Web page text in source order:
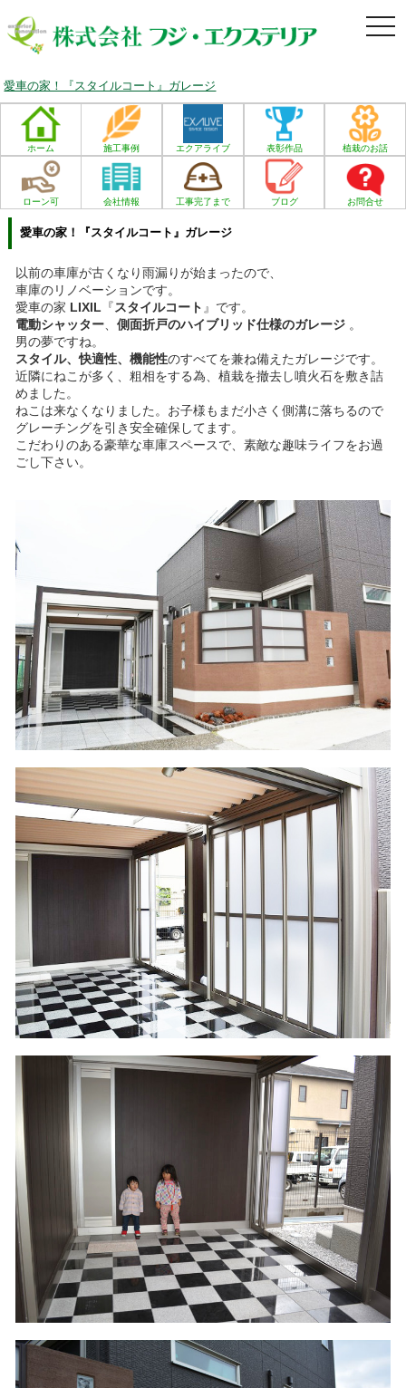
愛車の家！『スタイルコート』ガレージ
ホーム 施工事例 エクアライブ 表彰作品 植栽のお話
ローン可 会社情報 工事完了まで ブログ お問合せ
愛車の家！『スタイルコート』ガレージ
以前の車庫が古くなり雨漏りが始まったので、
車庫のリノベーションです。
愛車の家 LIXIL 『スタイルコート 』です。
電動シャッター、側面折戸のハイブリッド仕様のガレージ 。
男の夢ですね。
スタイル、快適性、機能性のすべてを兼ね備えたガレージです。
近隣にねこが多く、粗相をする為、植栽を撤去し噴火石を敷き詰
めました。
ねこは来なくなりました。お子様もまだ小さく側溝に落ちるので
グレーチングを引き安全確保してます。
こだわりのある豪華な車庫スペースで、素敵な趣味ライフをお過
ごし下さい。